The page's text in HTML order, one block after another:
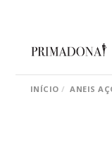
INÍCIO ANEIS